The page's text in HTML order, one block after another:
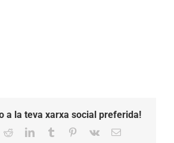
a la teva xarxa social preferida!
RedditLinkedInTumblr Pinterest
Vk Email: